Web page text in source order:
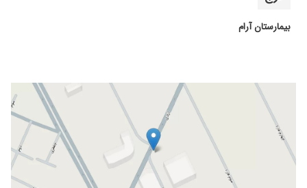
بیمارستان آرام